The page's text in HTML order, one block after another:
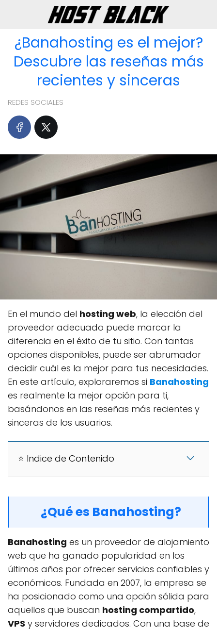
¿Banahosting es el mejor?
Descubre las reseñas más
recientes y sinceras
REDES SOCIALES
En el mundo del hosting web, la elección del
proveedor adecuado puede marcar la
diferencia en el éxito de tu sitio. Con tantas
opciones disponibles, puede ser abrumador
decidir cuál es la mejor para tus necesidades.
En este artículo, exploraremos si Banahosting
es realmente la mejor opción para ti,
basándonos en las reseñas más recientes y
sinceras de los usuarios.
⭐ Indice de Contenido
¿Qué es Banahosting?
Banahosting es un proveedor de alojamiento
web que ha ganado popularidad en los
últimos años por ofrecer servicios confiables y
económicos. Fundada en 2007, la empresa se
ha posicionado como una opción sólida para
aquellos que buscan hosting compartido,
VPS y servidores dedicados. Con una base de